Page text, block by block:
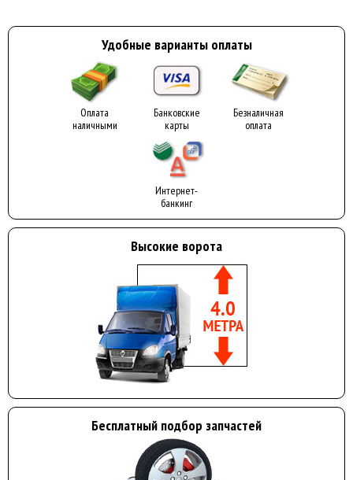
Удобные варианты оплаты
Оплата
наличными
Банковские
карты
Безналичная
оплата
Интернет-
банкинг
Высокие ворота
Бесплатный подбор запчастей